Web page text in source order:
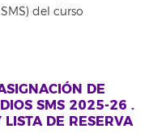
del curso
DE
SMS 2025-26 .
DE RESERVA